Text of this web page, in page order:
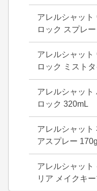
アレルシャット
ロック スプレ
アレルシャット
ロック ミスト
アレルシャット
ロック 320mL
アレルシャット
アスプレー 170g
アレルシャット
リア メイクキ